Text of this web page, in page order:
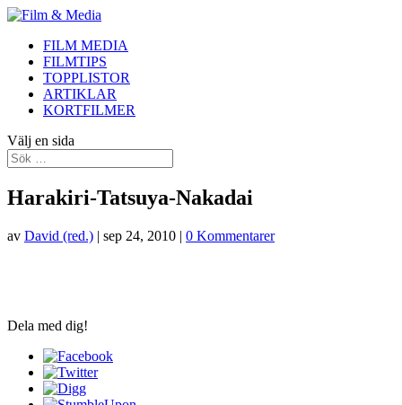
FILM MEDIA
FILMTIPS
TOPPLISTOR
ARTIKLAR
KORTFILMER
Välj en sida
Harakiri-Tatsuya-Nakadai
av David (red.) | sep 24, 2010 | 0 Kommentarer
Dela med dig!